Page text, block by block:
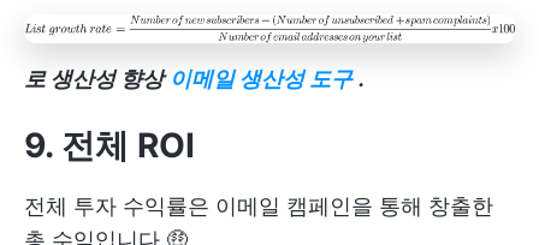
로 생산성 향상 이메일 생산성 도구 .
9. 전체 ROI
전체 투자 수익률은 이메일 캠페인을 통해 창출한
총 수익입니다.🤑